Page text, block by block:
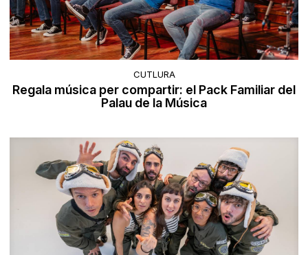
CUTLURA
Regala música per compartir: el Pack Familiar del
Palau de la Música